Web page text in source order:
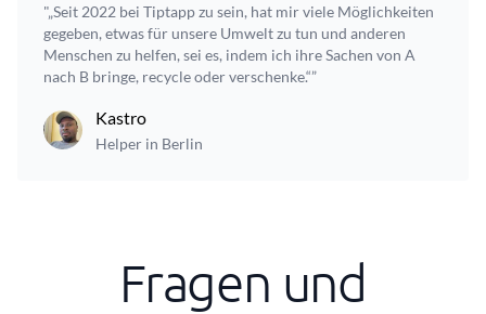
"„Seit 2022 bei Tiptapp zu sein, hat mir viele Möglichkeiten
gegeben, etwas für unsere Umwelt zu tun und anderen
Menschen zu helfen, sei es, indem ich ihre Sachen von A
nach B bringe, recycle oder verschenke.“”
Kastro
Helper in Berlin
Fragen und